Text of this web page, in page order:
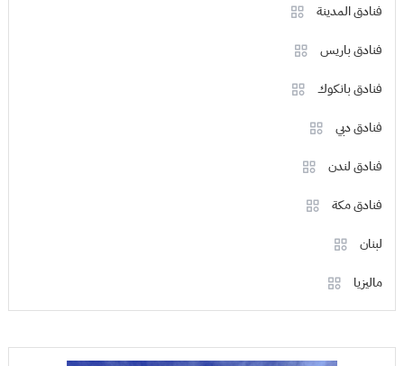
فنادق المدينة
فنادق باريس
فنادق بانكوك
فنادق دبي
فنادق لندن
فنادق مكة
لبنان
ماليزيا